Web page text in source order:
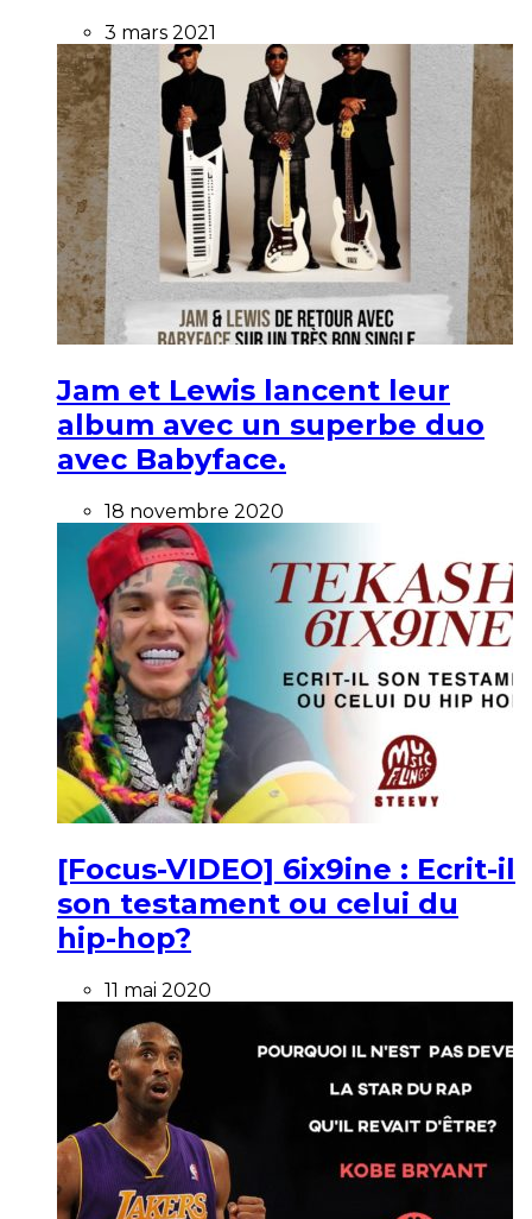
3 mars 2021
Jam et Lewis lancent leur
album avec un superbe duo
avec Babyface.
18 novembre 2020
[Focus-VIDEO] 6ix9ine : Ecrit-il
son testament ou celui du
hip-hop?
11 mai 2020